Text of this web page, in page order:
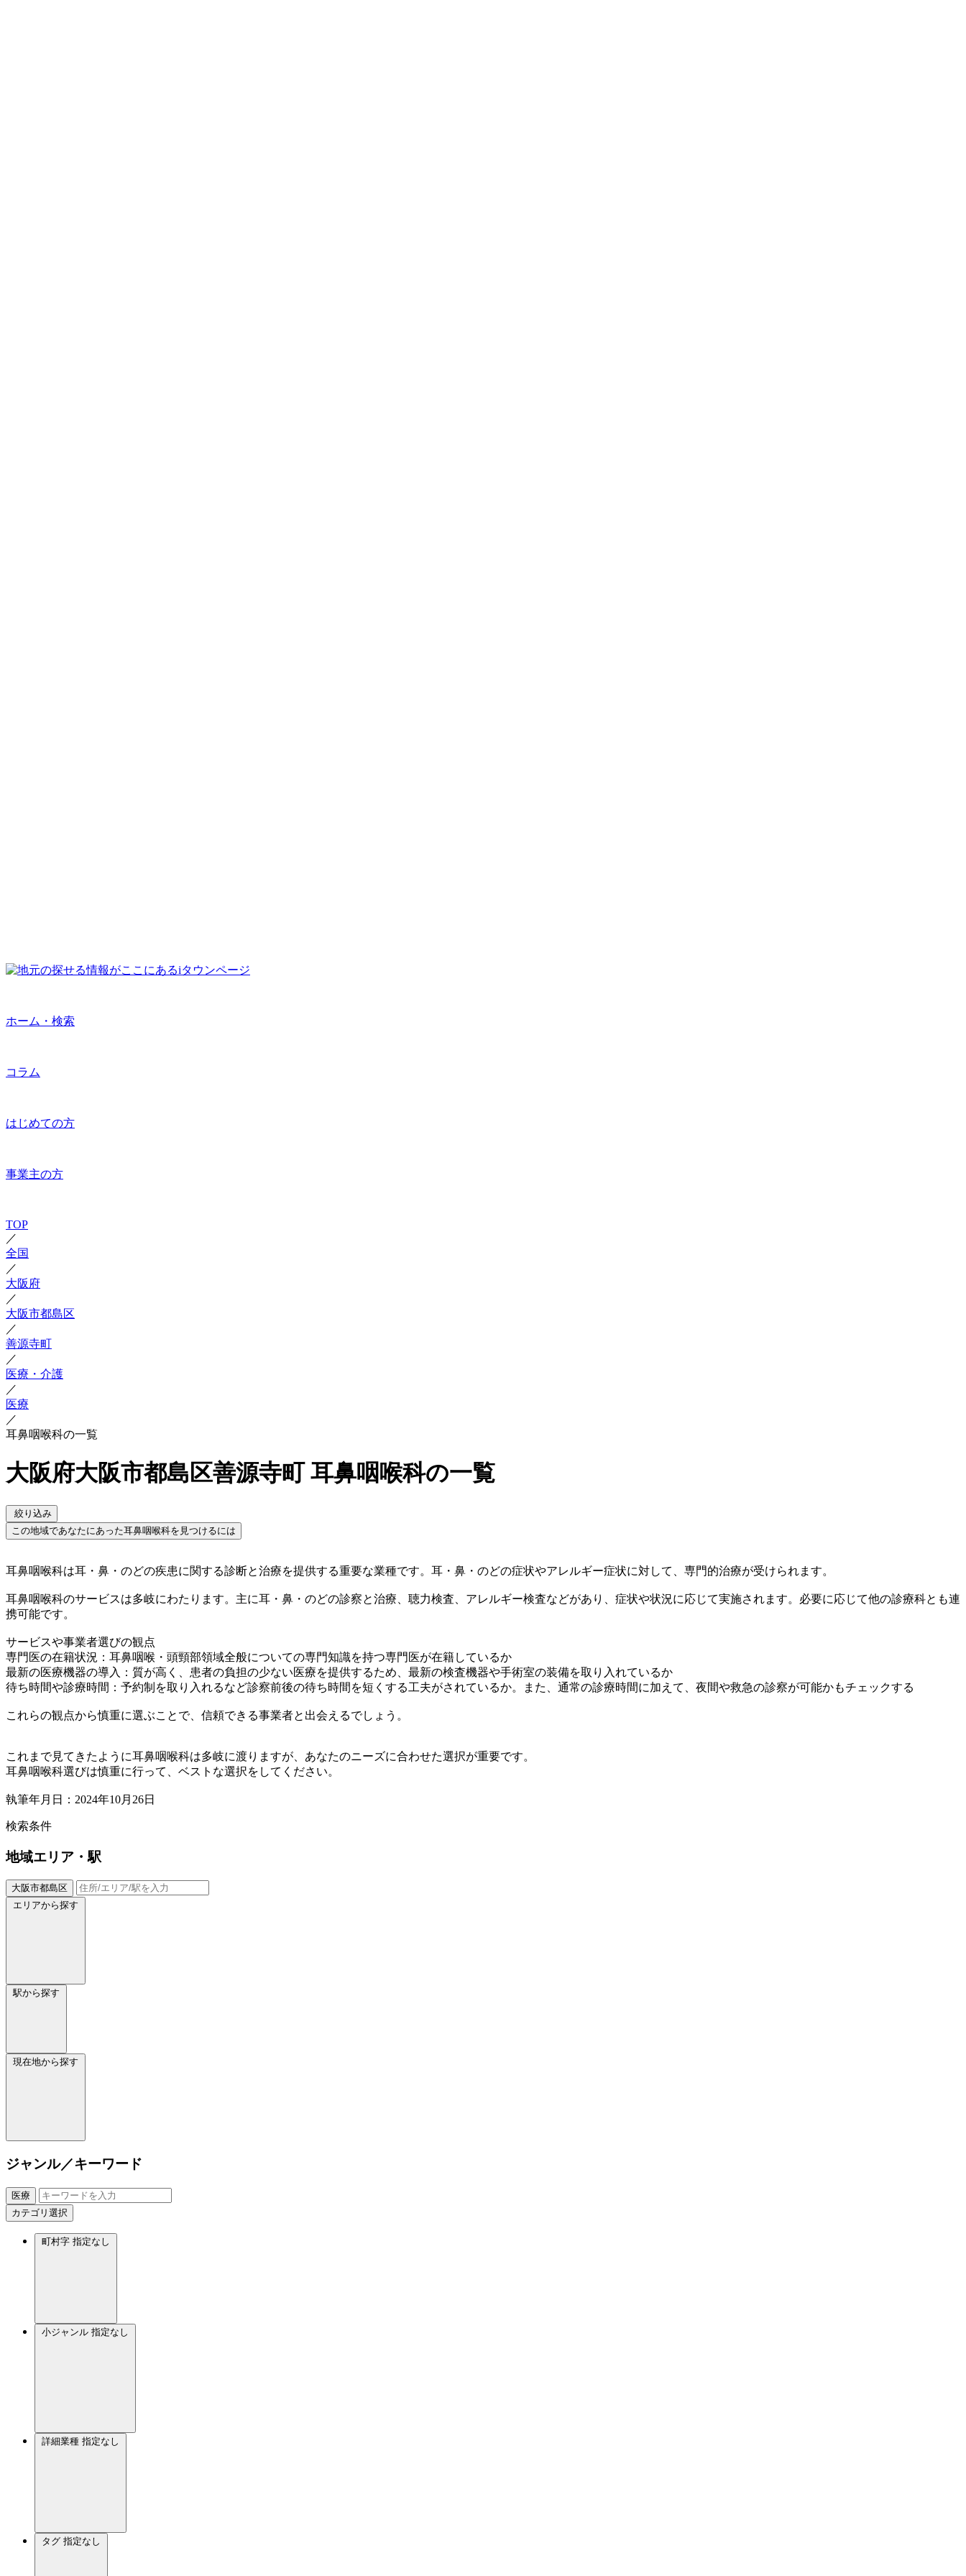
ホーム・検索
コラム
はじめての方
事業主の方
TOP
／
全国
／
大阪府
／
大阪市都島区
／
善源寺町
／
医療・介護
／
医療
／
耳鼻咽喉科の一覧
大阪府大阪市都島区善源寺町 耳鼻咽喉科の一覧
絞り込み
この地域であなたにあった耳鼻咽喉科を見つけるには
耳鼻咽喉科は耳・鼻・のどの疾患に関する診断と治療を提供する重要な業種です。耳・鼻・のどの症状やアレルギー症状に対して、専門的治療が受けられます。
耳鼻咽喉科のサービスは多岐にわたります。主に耳・鼻・のどの診察と治療、聴力検査、アレルギー検査などがあり、症状や状況に応じて実施されます。必要に応じて他の診療科とも連
携可能です。
サービスや事業者選びの観点
専門医の在籍状況：耳鼻咽喉・頭頸部領域全般についての専門知識を持つ専門医が在籍しているか
最新の医療機器の導入：質が高く、患者の負担の少ない医療を提供するため、最新の検査機器や手術室の装備を取り入れているか
待ち時間や診療時間：予約制を取り入れるなど診察前後の待ち時間を短くする工夫がされているか。また、通常の診療時間に加えて、夜間や救急の診察が可能かもチェックする
これらの観点から慎重に選ぶことで、信頼できる事業者と出会えるでしょう。
これまで見てきたように耳鼻咽喉科は多岐に渡りますが、あなたのニーズに合わせた選択が重要です。
耳鼻咽喉科選びは慎重に行って、ベストな選択をしてください。
執筆年月日：2024年10月26日
検索条件
地域エリア・駅
大阪市都島区
エリアから探す
駅から探す
現在地から探す
ジャンル／キーワード
医療
カテゴリ選択
町村字 指定なし
小ジャンル 指定なし
詳細業種 指定なし
タグ 指定なし